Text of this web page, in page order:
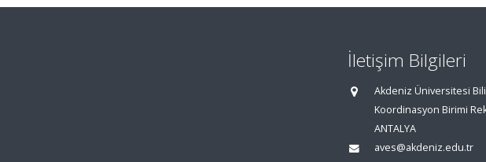
İletişim Bilgileri
Akdeniz Üniversitesi
Koordinasyon Birimi
ANTALYA
aves@akdeniz.edu.tr